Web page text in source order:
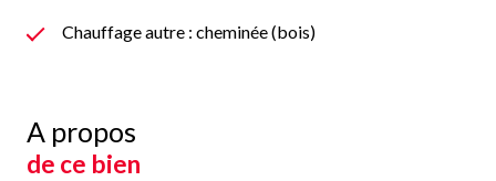
Chauffage autre : cheminée (bois)
A propos
de ce bien